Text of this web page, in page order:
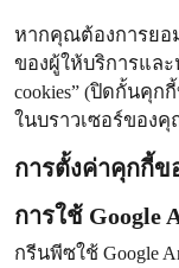
หากคุณต้องการยอ
ของผู้ให้บริการและ
cookies” (ปิดกั้นคุ
ในบราวเซอร์ของ
การตั้งค่าคุกกี้
การใช้ Google
กรีนพีซใช้ Google